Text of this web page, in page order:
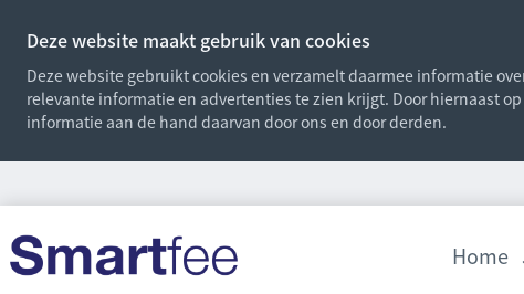
Deze website maakt gebruik van cookies
Deze website gebruikt cookies en verzamelt daarmee informatie
relevante informatie en advertenties te zien krijgt. Door hiernaast
informatie aan de hand daarvan door ons en door derden.
Home